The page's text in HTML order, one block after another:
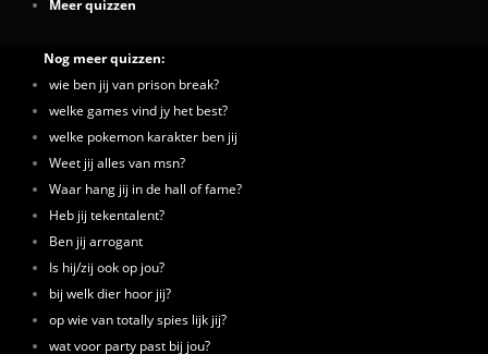
Meer quizzen
Nog meer quizzen:
wie ben jij van prison break?
welke games vind jy het best?
welke pokemon karakter ben jij
Weet jij alles van msn?
Waar hang jij in de hall of fame?
Heb jij tekentalent?
Ben jij arrogant
Is hij/zij ook op jou?
bij welk dier hoor jij?
op wie van totally spies lijk jij?
wat voor party past bij jou?